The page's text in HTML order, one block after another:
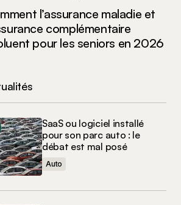
l’assurance maladie et
complémentaire
pour les seniors en 2026
SaaS ou logiciel installé
pour son parc auto : le
débat est mal posé
Auto